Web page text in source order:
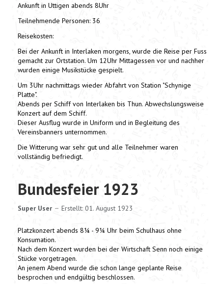
Ankunft in Uttigen abends 8Uhr
Teilnehmende Personen: 36
Reisekosten:
Bei der Ankunft in Interlaken morgens, wurde die Reise per Fuss
gemacht zur Ortstation. Um 12Uhr Mittagessen vor und nachher
wurden einige Musikstücke gespielt.
Um 3Uhr nachmittags wieder Abfahrt von Station "Schynige
Platte".
Abends per Schiff von Interlaken bis Thun. Abwechslungsweise
Konzert auf dem Schiff.
Dieser Ausflug wurde in Uniform und in Begleitung des
Vereinsbanners unternommen.
Die Witterung war sehr gut und alle Teilnehmer waren
vollständig befriedigt.
Bundesfeier 1923
Super User Erstellt: 01. August 1923
Platzkonzert abends 8¼ - 9¼ Uhr beim Schulhaus ohne
Konsumation.
Nach dem Konzert wurden bei der Wirtschaft Senn noch einige
Stücke vorgetragen.
An jenem Abend wurde die schon lange geplante Reise
besprochen und endgültig beschlossen.